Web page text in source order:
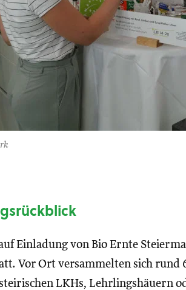
Einladung von Bio Ernte
Vor Ort versammelten sich rund
LKHs, Lehrlingshäuern